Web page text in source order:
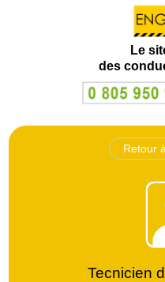
Le
des
Retour
Tecnicien